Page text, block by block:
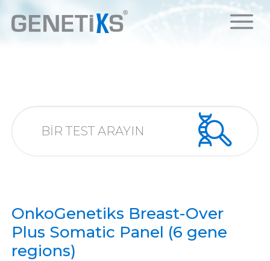
OnkoGenetiks Breast-Over
Plus Somatic Panel (6 gene
regions)